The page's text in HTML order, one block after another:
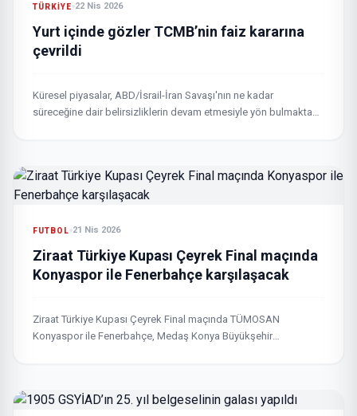
TÜRKIYE 22 Nis 2026
Yurt içinde gözler TCMB’nin faiz kararına
çevrildi
Küresel piyasalar, ABD/İsrail-İran Savaşı'nın ne kadar
süreceğine dair belirsizliklerin devam etmesiyle yön bulmakta
FUTBOL 21 Nis 2026
Ziraat Türkiye Kupası Çeyrek Final maçında
Konyaspor ile Fenerbahçe karşılaşacak
Ziraat Türkiye Kupası Çeyrek Final maçında TÜMOSAN
Konyaspor ile Fenerbahçe, Medaş Konya Büyükşehir